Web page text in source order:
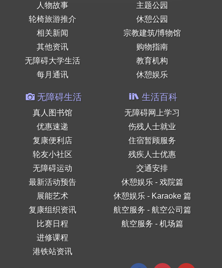
人物故事
轮椅旅游推介
相关新闻
其他资讯
无障碍大学生活
每月通讯
主题公园
休憩公园
宗教建筑/博物馆
购物指南
教育机构
休憩娱乐
无障碍生活
真人图书馆
优惠速递
复康便利店
轮友小社区
无障碍运动
最新活动预告
展能艺术
复康组织资讯
比赛日程
进修课程
港铁站资讯
生活百科
无障碍网上学习
伤残人士就业
住宿暂顾服务
残疾人士优惠
交通安排
休憩娱乐 - 戏院篇
休憩娱乐 - Karaoke 篇
航空服务 - 航空公司篇
航空服务 - 机场篇